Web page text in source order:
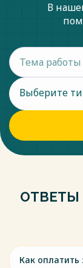
В
Выберите
ОТВЕТЫ
Как оплатить